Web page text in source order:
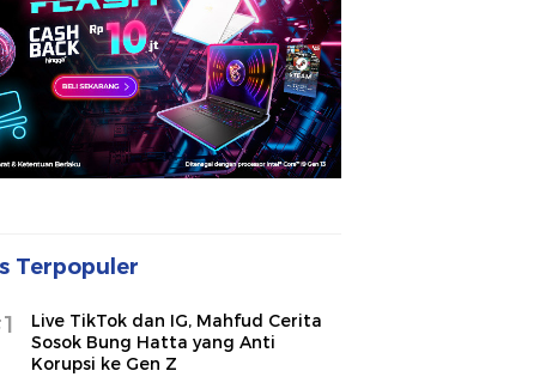
Terpopuler
Live TikTok dan IG, Mahfud Cerita
Sosok Bung Hatta yang Anti
Korupsi ke Gen Z